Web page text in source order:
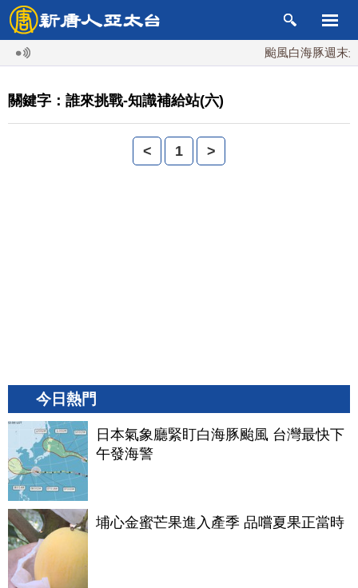
颱風白海豚週末
關鍵字：誰來挑戰-知識補給站(六)
< 1 >
今日熱門
日本氣象廳緊盯白海豚颱風 台灣最快下
午發海警
埔心金蜜芒果進入產季 品嚐夏果正當時